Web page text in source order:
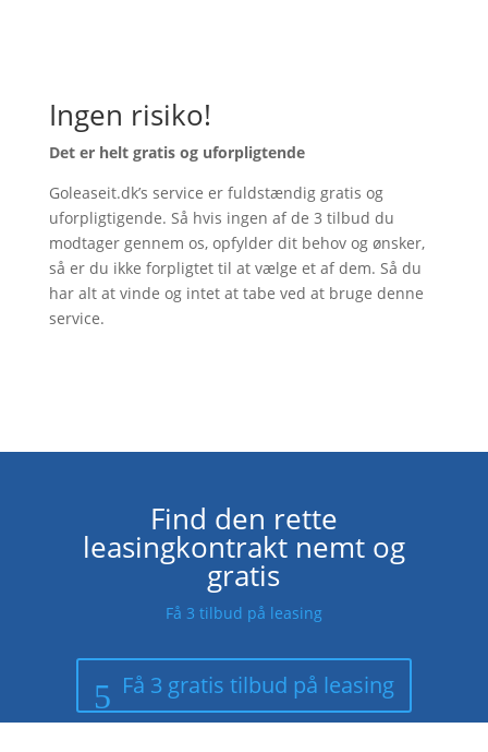
Ingen risiko!
Det er helt gratis og uforpligtende
Goleaseit.dk’s service er fuldstændig gratis og
uforpligtigende. Så hvis ingen af de 3 tilbud du
modtager gennem os, opfylder dit behov og ønsker,
så er du ikke forpligtet til at vælge et af dem. Så du
har alt at vinde og intet at tabe ved at bruge denne
service.
Find den rette
leasingkontrakt nemt og
gratis
Få 3 tilbud på leasing
Få 3 gratis tilbud på leasing